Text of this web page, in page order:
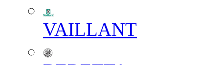
VAILLANT